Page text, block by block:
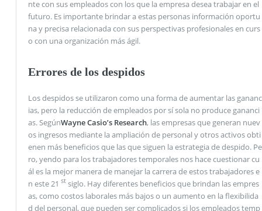
nte con sus empleados con los que la empresa desea trabajar en el
futuro. Es importante brindar a estas personas información oportu
na y precisa relacionada con sus perspectivas profesionales en curs
o con una organización más ágil.
Errores de los despidos
Los despidos se utilizaron como una forma de aumentar las gananc
ias, pero la reducción de empleados por sí sola no produce gananci
as. SegúnWayne Casio’s Research, las empresas que generan nuev
os ingresos mediante la ampliación de personal y otros activos obti
enen más beneficios que las que siguen la estrategia de despido. Pe
ro, yendo para los trabajadores temporales nos hace cuestionar cu
ál es la mejor manera de manejar la carrera de estos trabajadores e
n este 21 stsiglo. Hay diferentes beneficios que brindan las empres
as, como costos laborales más bajos o un aumento en la flexibilida
d del personal, que pueden ser complicados si los empleados temp